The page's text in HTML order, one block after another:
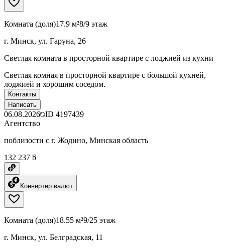
Комната (доля)17.9 м²8/9 этаж
г. Минск, ул. Гаруна, 26
Светлая комната в просторной квартире с лоджией из кухни
Светлая комная в просторной квартире с большой кухней,
лоджией и хорошим соседом.
Контакты
Написать
06.08.2026 ID 4197439
Агентство
поблизости с г. Жодино, Минская область
132 237 ƃ
Конвертер валют
Комната (доля)18.55 м²9/25 этаж
г. Минск, ул. Белградская, 11